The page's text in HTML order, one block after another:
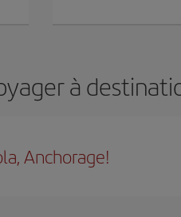
à
Anchorage!